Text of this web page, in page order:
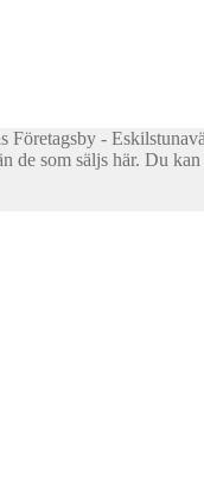
Företagsby -
de som säljs här. Du